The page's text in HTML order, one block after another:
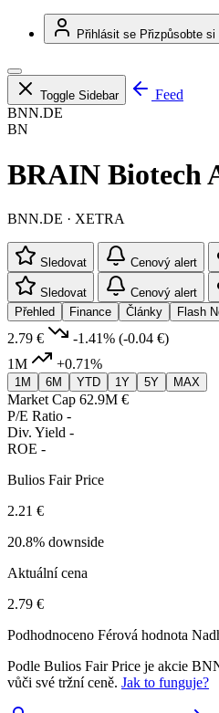
Přihlásit se Přizpůsobte si
Toggle Sidebar
Feed
BNN.DE
BN
BRAIN Biotech
BNN.DE · XETRA
Sledovat Cenový alert
Sledovat
Cenový alert
Přehled
Finance Články Flash
2.79 € -1.41% (-0.04 €)
1M
+0.71%
1M 6M YTD 1Y 5Y MAX
Market Cap 62.9M €
P/E Ratio -
Div. Yield -
ROE -
Bulios Fair Price
2.21 €
20.8% downside
Aktuální cena
2.79 €
Podhodnoceno Férová hodnota
Podle Bulios Fair Price je akcie
vůči své tržní ceně. Jak to funguje?